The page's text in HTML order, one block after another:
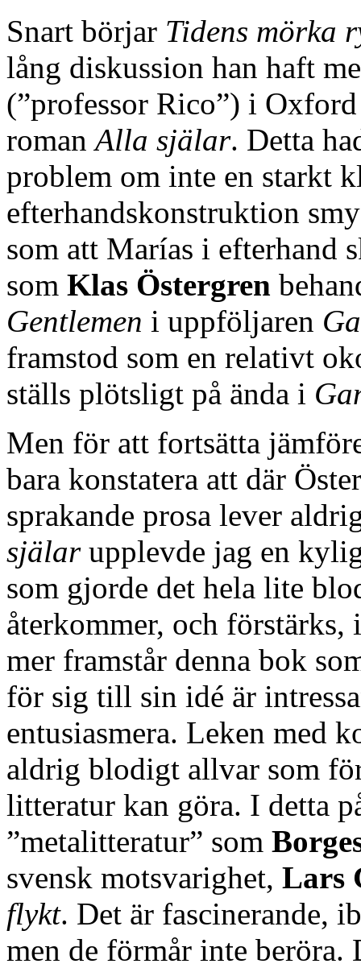
Snart börjar Tidens mörka
lång diskussion han haft
(”professor Rico”) i
romanAlla själar. Detta
problem om inte en starkt
efterhandskonstruktion
som att Marías i efterhand
som Klas Östergren
Gentlemen i uppföljaren
framstod som en relativt
ställs plötsligt på ända i
Men för att fortsätta
bara konstatera att där
sprakande prosa lever
själarupplevde jag en
som gjorde det hela lite
återkommer, och
mer framstår denna bok
för sig till sin idé är
entusiasmera. Leken med
aldrig blodigt allvar som
litteratur kan göra. I detta
”metalitteratur” som
svensk motsvarighet, Lars
flykt. Det är fascinerande,
men de förmår inte